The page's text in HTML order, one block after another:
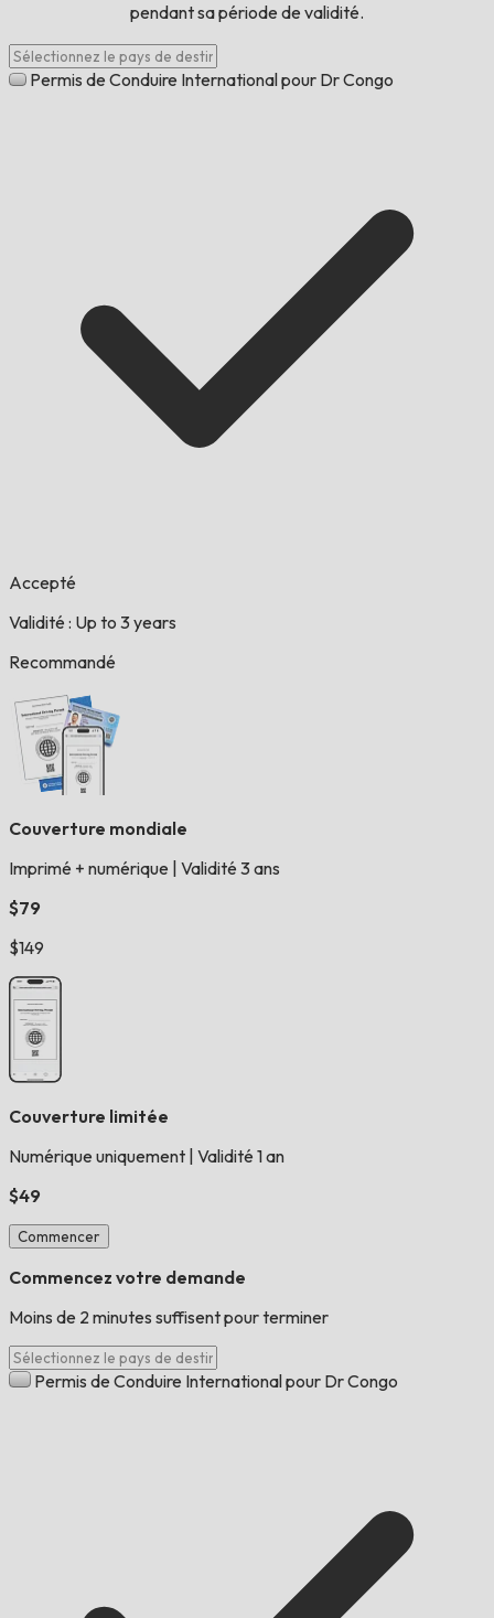
pendant sa période de validité.
Permis de Conduire International pour Dr Congo
Accepté
Validité : Up to 3 years
Recommandé
Couverture mondiale
Imprimé + numérique Validité 3 ans
$79
$149
Couverture limitée
Numérique uniquement Validité 1 an
$49
Commencer
Commencez votre demande
Moins de 2 minutes suffisent pour terminer
Permis de Conduire International pour Dr Congo